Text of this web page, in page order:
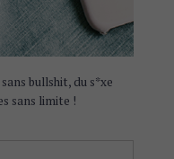
bullshit, du s*xe
sans limite !